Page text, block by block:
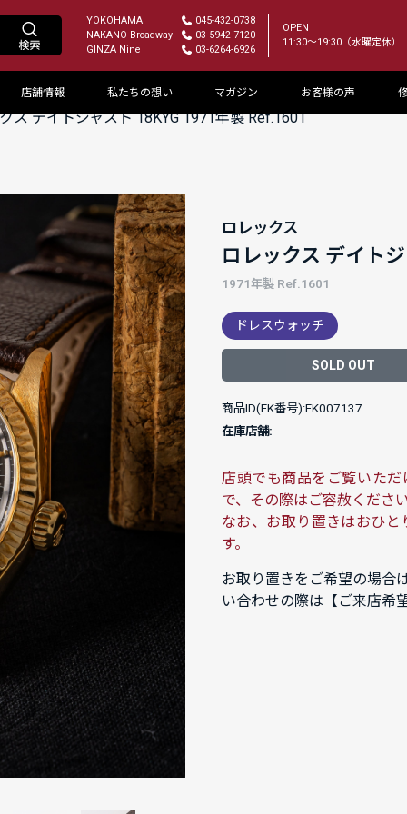
YOKOHAMA
045-432-0738
NAKANO Broadway
03-5942-7120
GINZA Nine
03-6264-6926
OPEN
11:30～19:30（水曜定休）
店舗情報 私たちの想い マガジン お客様の声
ス デイトジャスト 18KYG 1971年製 Ref.1601
ロレックス
ロレックス デイト
1971年製 Ref.1601
ドレスウォッチ
SOLD OUT
商品ID(FK番号):FK007137
在庫店舗:
店頭でも商品をご覧いた
で、その際はご容赦くださ
なお、お取り置きはおひ
す。
お取り置きをご希望の場合
い合わせの際は【ご来店希